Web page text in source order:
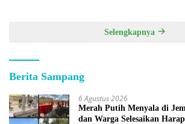
Selengkapnya
Berita Sampang
6 Agustus 2026
Merah Putih Menyala di
dan Warga Selesaikan